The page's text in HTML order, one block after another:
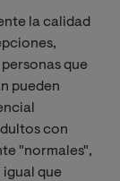
la calidad
que
pueden
con
"normales",
igual que